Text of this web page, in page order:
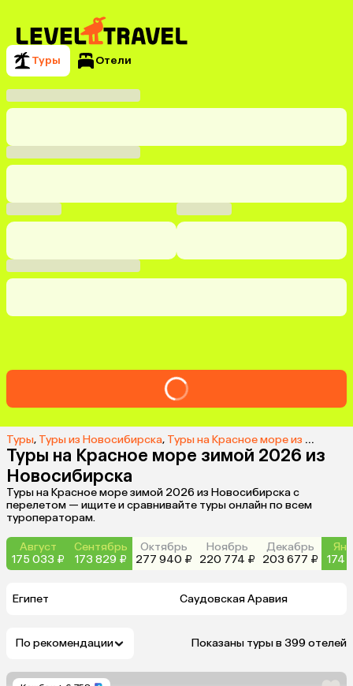
Туры Отели
Туры, Туры из Новосибирска, Туры на Красное море из Новосибирска
Туры на Красное море зимой 2026 из
Новосибирска
Туры на Красное море зимой 2026 из Новосибирска с
перелетом — ищите и сравнивайте туры онлайн по всем
туроператорам.
Август
175 033 ₽
Сентябрь
173 829 ₽
Октябрь
277 940 ₽
Ноябрь
220 774 ₽
Декабрь
203 677 ₽
174
Египет Саудовская Аравия
По рекомендации Показаны туры в 399 отелей